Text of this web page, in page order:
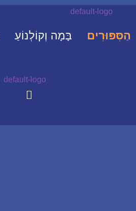
הַסִּפּוּרִים בָּמָה וְקוֹלְנוֹעַ